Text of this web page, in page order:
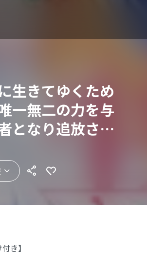
生きてゆくため
一無二の力を与
となり追放され
き】